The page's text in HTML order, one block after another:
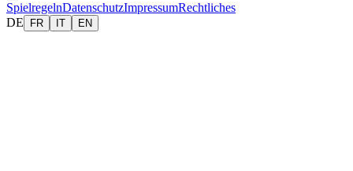
SpielregelnDatenschutzImpressumRechtliches
DE
FR IT EN